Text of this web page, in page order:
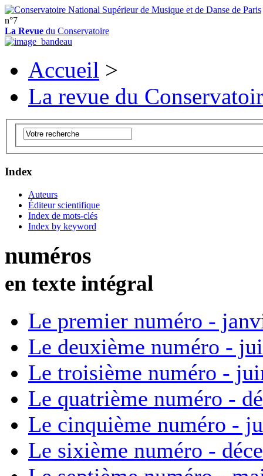
n°7
La Revue du Conservatoire
Accueil >
La revue du
Index
Auteurs
Éditeur scientifique
Index de mots-clés
Index by keyword
numéros
en texte intégral
Le premier numéro -
Le deuxième numéro -
Le troisième numéro -
Le quatrième numéro -
Le cinquième numéro -
Le sixième numéro -